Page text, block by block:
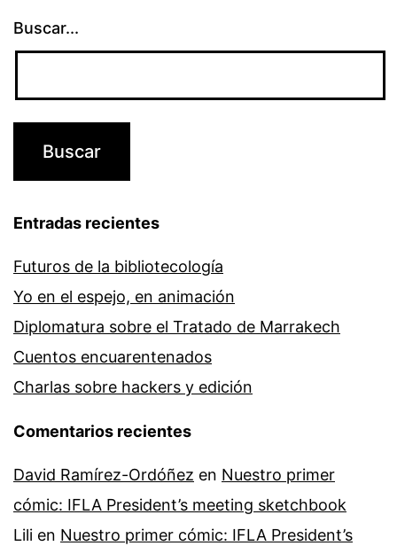
Buscar...
Entradas recientes
Futuros de la bibliotecología
Yo en el espejo, en animación
Diplomatura sobre el Tratado de Marrakech
Cuentos encuarentenados
Charlas sobre hackers y edición
Comentarios recientes
David Ramírez-Ordóñez en Nuestro primer
cómic: IFLA President’s meeting sketchbook
Lili en Nuestro primer cómic: IFLA President’s